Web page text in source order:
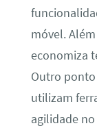
móvel.
economiza
Outro
utilizam
agilidade